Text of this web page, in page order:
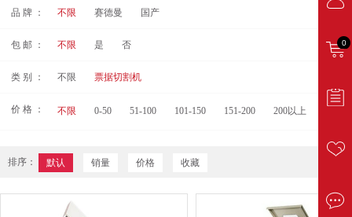
品 牌 ： 不限 赛德曼 国产
包 邮 ： 不限 是 否
类 别 ： 不限 票据切割机
价 格 ： 不限 0-50 51-100 101-150 151-200 200以上
排序： 默认 销量 价格 收藏
0